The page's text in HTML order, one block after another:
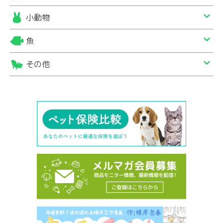
小動物
魚
その他